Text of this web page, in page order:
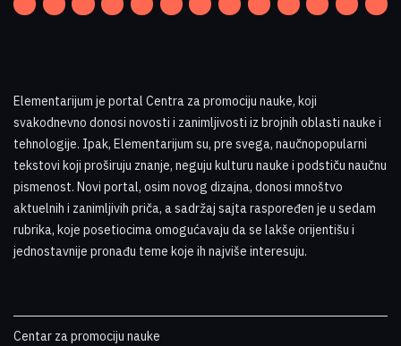
Elementarijum je portal Centra za promociju nauke, koji
svakodnevno donosi novosti i zanimljivosti iz brojnih oblasti nauke i
tehnologije. Ipak, Elementarijum su, pre svega, naučnopopularni
tekstovi koji proširuju znanje, neguju kulturu nauke i podstiču naučnu
pismenost. Novi portal, osim novog dizajna, donosi mnoštvo
aktuelnih i zanimljivih priča, a sadržaj sajta raspoređen je u sedam
rubrika, koje posetiocima omogućavaju da se lakše orijentišu i
jednostavnije pronađu teme koje ih najviše interesuju.
Centar za promociju nauke